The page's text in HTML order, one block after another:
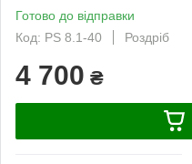
Готово до відправки
Код: PS 8.1-40
Роздріб
4 700 ₴